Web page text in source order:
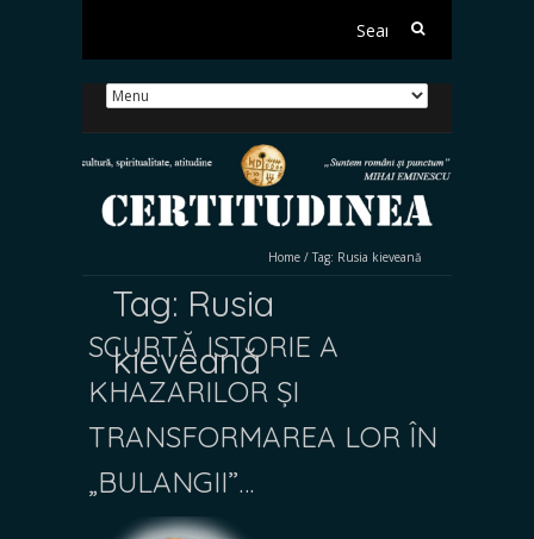
Search
Home / Tag: Rusia kieveană
Tag: Rusia
kieveană
SCURTĂ ISTORIE A
KHAZARILOR ȘI
TRANSFORMAREA LOR ÎN
„BULANGII”…